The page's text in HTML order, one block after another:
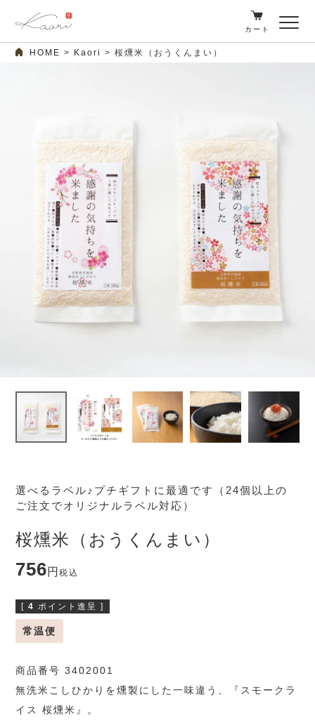
カート
HOME Kaori 桜燻米（おうくんまい）
選べるラベル♪プチギフトに最適です（24個以上の
ご注文でオリジナルラベル対応）
桜燻米（おうくんまい）
756 税込
[ 4 ポイント進呈 ]
常温便
商品番号 3402001
無洗米こしひかりを燻製にした一味違う、『スモークラ
イス 桜燻米』。